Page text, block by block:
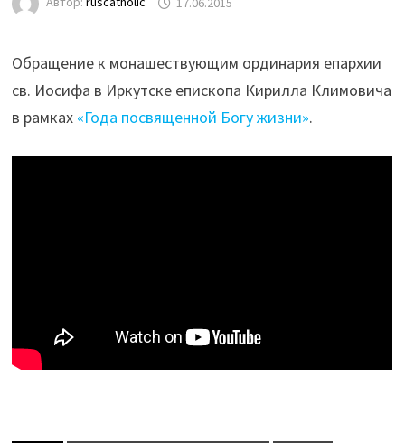
Обращение к монашествующим ординария епархии
св. Иосифа в Иркутске епископа Кирилла Климовича
в рамках «Года посвященной Богу жизни».